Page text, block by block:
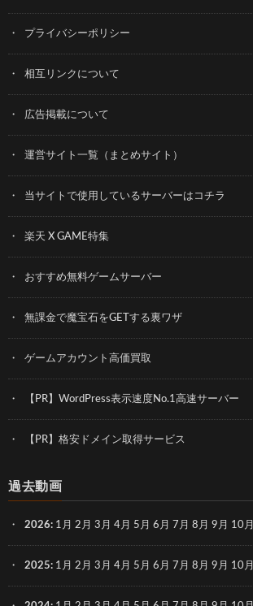
プライバシーポリシー
相互リンクについて
広告掲載について
運営サイト一覧（まとめサイト）
当サイトで使用しているサーバーはコチラ
楽天 X GAME特集
おすすめ無料ゲームサーバー
無課金で魔宝石をGETする裏ワザ
ゲームアカウント高価買取
【PR】WordPress表示速度No.1高速サーバー
【PR】格安ドメイン取得サービス
過去動画
2026: 1月 2月 3月 4月 5月 6月 7月 8月 9月 10月
2025: 1月 2月 3月 4月 5月 6月 7月 8月 9月 10月